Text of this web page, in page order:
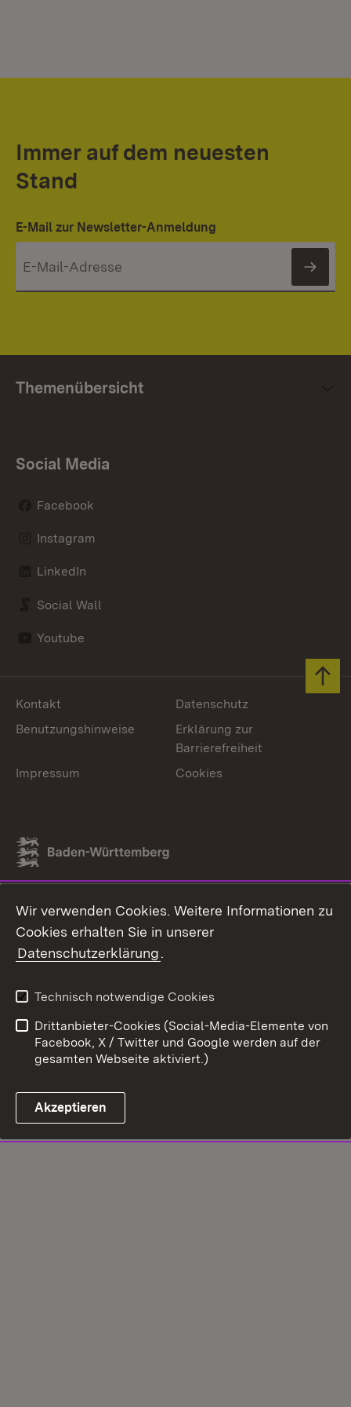
Immer auf dem neuesten
Stand
E-Mail zur Newsletter-Anmeldung
Themenübersicht
Social Media
Facebook
Instagram
LinkedIn
Social Wall
Youtube
Link zum Landesportal
Kontakt
Datenschutz
Benutzungshinweise
Erklärung zur
Barrierefreiheit
Impressum
Cookies
Wir verwenden Cookies. Weitere Informationen zu
Cookies erhalten Sie in unserer
Datenschutzerklärung.
Technisch notwendige Cookies
Drittanbieter-Cookies (Social-Media-Elemente von
Facebook, X / Twitter und Google werden auf der
gesamten Webseite aktiviert.)
Akzeptieren